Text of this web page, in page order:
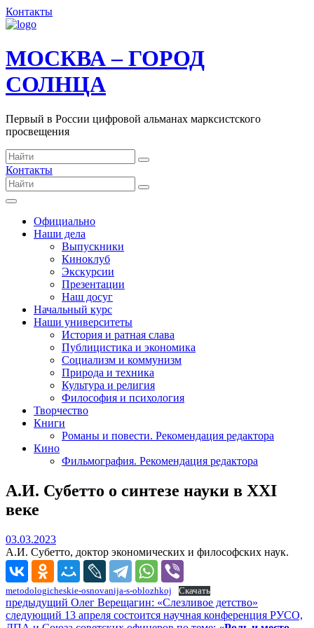
Контакты
МОСКВА – ГОРОД
СОЛНЦА
Первый в России цифровой альманах марксистского
просвещения
Контакты
Официально
Наши дела
Выпускники
Киноклуб
Экскурсии
Презентации
Наш досуг
Начальный курс
Наши университеты
История и ратная слава
Публицистика и экономика
Социализм и коммунизм
Природа и техника
Культура и религия
Философия и психология
Творчество
Книги
Романы и повести. Рекомендация редактора
Кино
Фильмография. Рекомендация редактора
А.И. Субетто о синтезе науки в XXI
веке
03.03.202303.03.2023
А.И. Субетто, доктор экономических и философских наук.
metodologicheskie-osnovanija-s-oblozhkoj Скачать
Навигация
по
предыдущий Предыдущий
пост:
Олег Верещагин: «Слезливое детство»
следующий Следующее
13 апреля состоится научная конференция РУСО,